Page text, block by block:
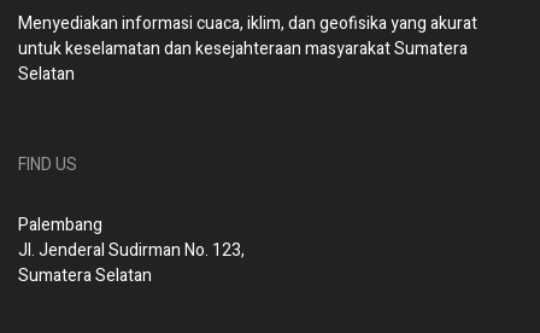
Menyediakan informasi cuaca, iklim, dan geofisika yang akurat
untuk keselamatan dan kesejahteraan masyarakat Sumatera
Selatan
FIND US
Palembang
Jl. Jenderal Sudirman No. 123,
Sumatera Selatan